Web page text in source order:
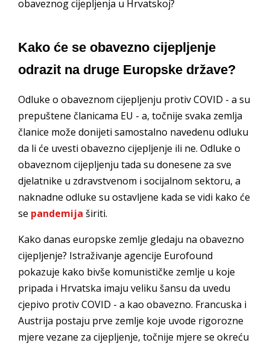
obaveznog cijepljenja u Hrvatskoj?
Kako će se obavezno cijepljenje
odrazit na druge Europske države?
Odluke o obaveznom cijepljenju protiv COVID - a su
prepuštene članicama EU - a, točnije svaka zemlja
članice može donijeti samostalno navedenu odluku
da li će uvesti obavezno cijepljenje ili ne. Odluke o
obaveznom cijepljenju tada su donesene za sve
djelatnike u zdravstvenom i socijalnom sektoru, a
naknadne odluke su ostavljene kada se vidi kako će
se pandemija širiti.
Kako danas europske zemlje gledaju na obavezno
cijepljenje? Istraživanje agencije Eurofound
pokazuje kako bivše komunističke zemlje u koje
pripada i Hrvatska imaju veliku šansu da uvedu
cjepivo protiv COVID - a kao obavezno. Francuska i
Austrija postaju prve zemlje koje uvode rigorozne
mjere vezane za cijepljenje, točnije mjere se okreću